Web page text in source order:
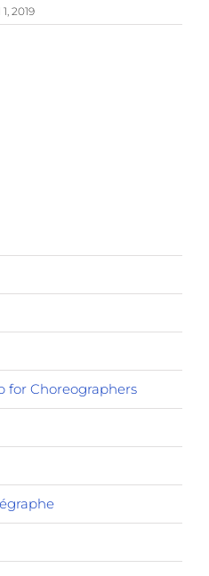
2019
for Choreographers